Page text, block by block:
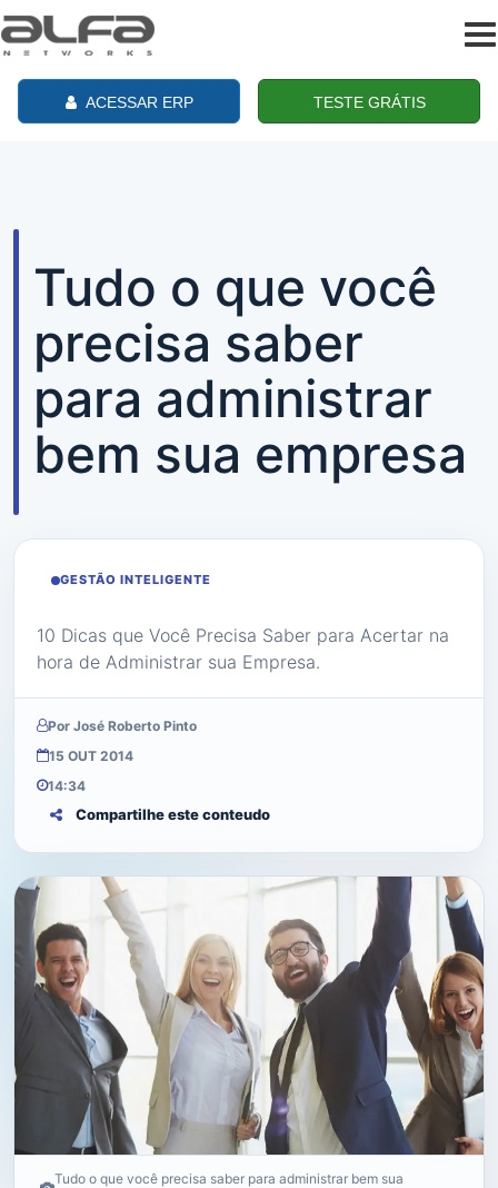
ACESSAR ERP TESTE GRÁTIS
Tudo o que você
precisa saber
para administrar
bem sua empresa
GESTÃO INTELIGENTE
10 Dicas que Você Precisa Saber para Acertar na
hora de Administrar sua Empresa.
Por José Roberto Pinto
15 OUT 2014
14:34
Compartilhe este conteudo
Tudo o que você precisa saber para administrar bem sua